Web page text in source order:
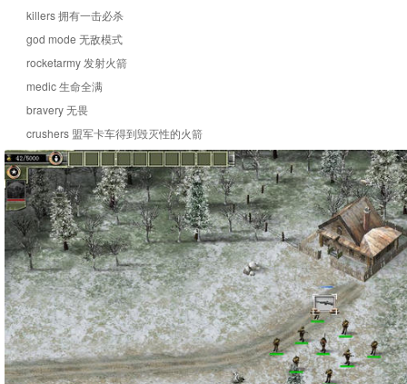
killers 拥有一击必杀
god mode 无敌模式
rocketarmy 发射火箭
medic 生命全满
bravery 无畏
crushers 盟军卡车得到毁灭性的火箭